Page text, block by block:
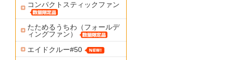
コンパクトスティックファン
たためるうちわ（フォールデ
ィングファン）
エイドクルー#50